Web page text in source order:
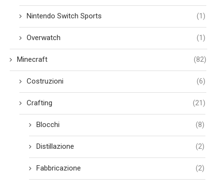
Nintendo Switch Sports (1)
Overwatch (1)
Minecraft (82)
Costruzioni (6)
Crafting (21)
Blocchi (8)
Distillazione (2)
Fabbricazione (2)